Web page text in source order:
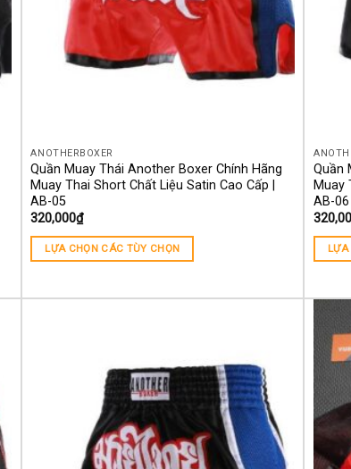
ANOTHERBOXER
Quần Muay Thái Another Boxer Chính Hãng
Muay Thai Short Chất Liệu Satin Cao Cấp |
AB-05
320,000₫
LỰA CHỌN CÁC TÙY CHỌN
Quần
Muay
AB-06
LỰA